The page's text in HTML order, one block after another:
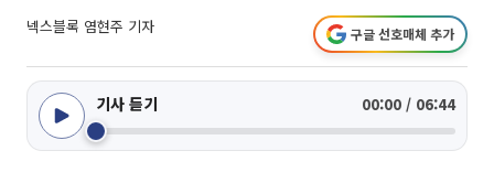
넥스블록 염현주 기자 구글 선호매체 추가
기사 듣기 00:00 / 06:44